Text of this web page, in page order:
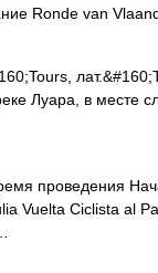
Ronde van
Луара, в месте
проведения
Vuelta Ciclista al